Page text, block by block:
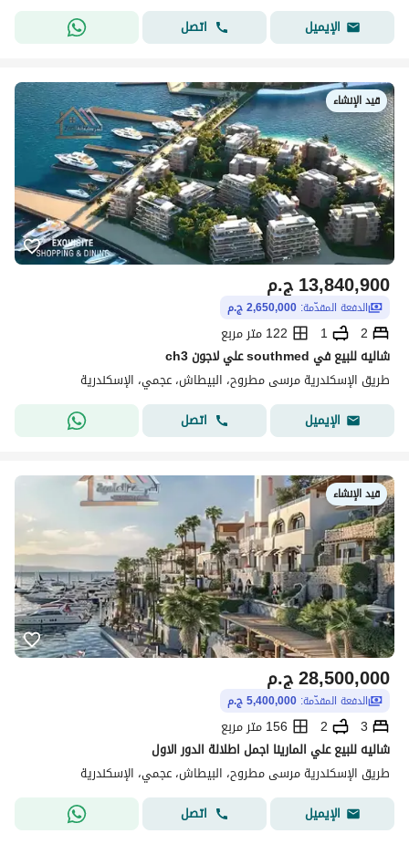
الإيميل
اتصل
قيد الإنشاء
ج.م13,840,900
الدفعة المقدّمة: 2,650,000 ج.م
2
1
122 متر مربع
شاليه للبيع في southmed علي لاجون ch3
طريق الإسكندرية مرسى مطروح، البيطاش، عجمي، الإسكندرية
الإيميل
اتصل
قيد الإنشاء
ج.م28,500,000
الدفعة المقدّمة: 5,400,000 ج.م
3
2
156 متر مربع
شاليه للبيع علي المارينا اجمل اطلالة الدور الاول
طريق الإسكندرية مرسى مطروح، البيطاش، عجمي، الإسكندرية
الإيميل
اتصل